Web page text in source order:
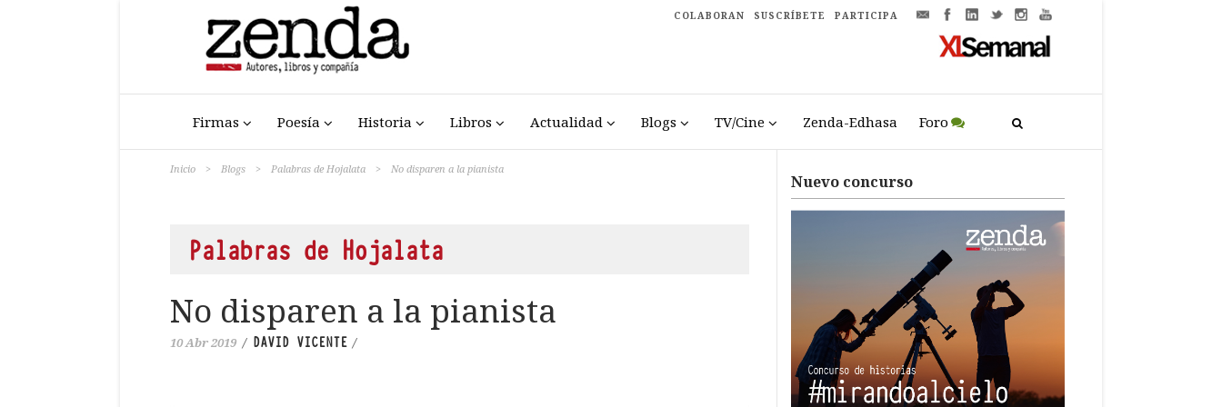
COLABORAN SUSCRÍBETE PARTICIPA
Firmas Poesía Historia Libros Actualidad Blogs TV/Cine Zenda-Edhasa Foro
Inicio > Blogs > Palabras de Hojalata > No disparen a la pianista
Palabras de Hojalata
No disparen a la pianista
10 Abr 2019 / DAVID VICENTE /
Nuevo concurso